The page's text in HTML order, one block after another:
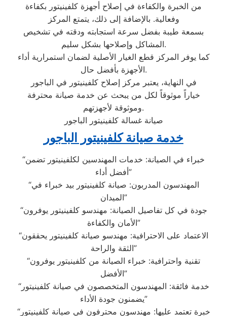
من الخبرة والكفاءة في إصلاح أجهزة كلفينيتور بكفاءة
وفعالية. بالإضافة إلى ذلك، يتمتع المركز
بسمعة طيبة بفضل سرعة استجابته ودقته في تشخيص
المشاكل وإصلاحها بشكل سليم.
كما يوفر المركز قطع الغيار الأصلية لضمان استمرارية أداء
الأجهزة بأفضل حال.
في النهاية، يعتبر مركز إصلاح كلفينيتور في الباجور
خياراً موثوقاً لكل من يبحث عن خدمة صيانة محترفة
وموثوقة لأجهزتهم.
صيانة غسالة كلفينيتور الباجور
خدمة صيانة كلفينيتور الباجور
“خبراء في الصيانة: خدمات المهندسين لكلفينيتور تضمن
أفضل أداء”
“المهندسون المدربون: صيانة كلفينيتور بيد خبراء في
الميدان”
“جودة في كل تفاصيل الصيانة: مهندسو كلفينيتور يوفرون
الأمان والكفاءة”
“الاعتماد على الاحترافية: مهندسو صيانة كلفينيتور يحققون
الثقة والراحة”
“تقنية واحترافية: خبراء الصيانة من كلفينيتور يوفرون
الأفضل”
“خدمة فائقة: المهندسون المتخصصون في صيانة كلفينيتور
يضمنون جودة الأداء”
“خبرة تعتمد عليها: مهندسون محترفون في صيانة كلفينيتور